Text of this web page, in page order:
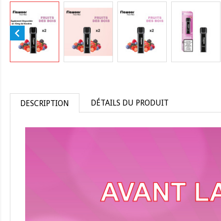

DESCRIPTION DÉTAILS DU PRODUIT